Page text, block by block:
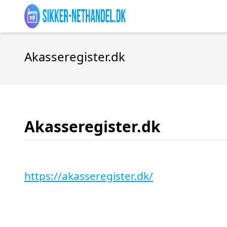
Akasseregister.dk
Akasseregister.dk
https://akasseregister.dk/